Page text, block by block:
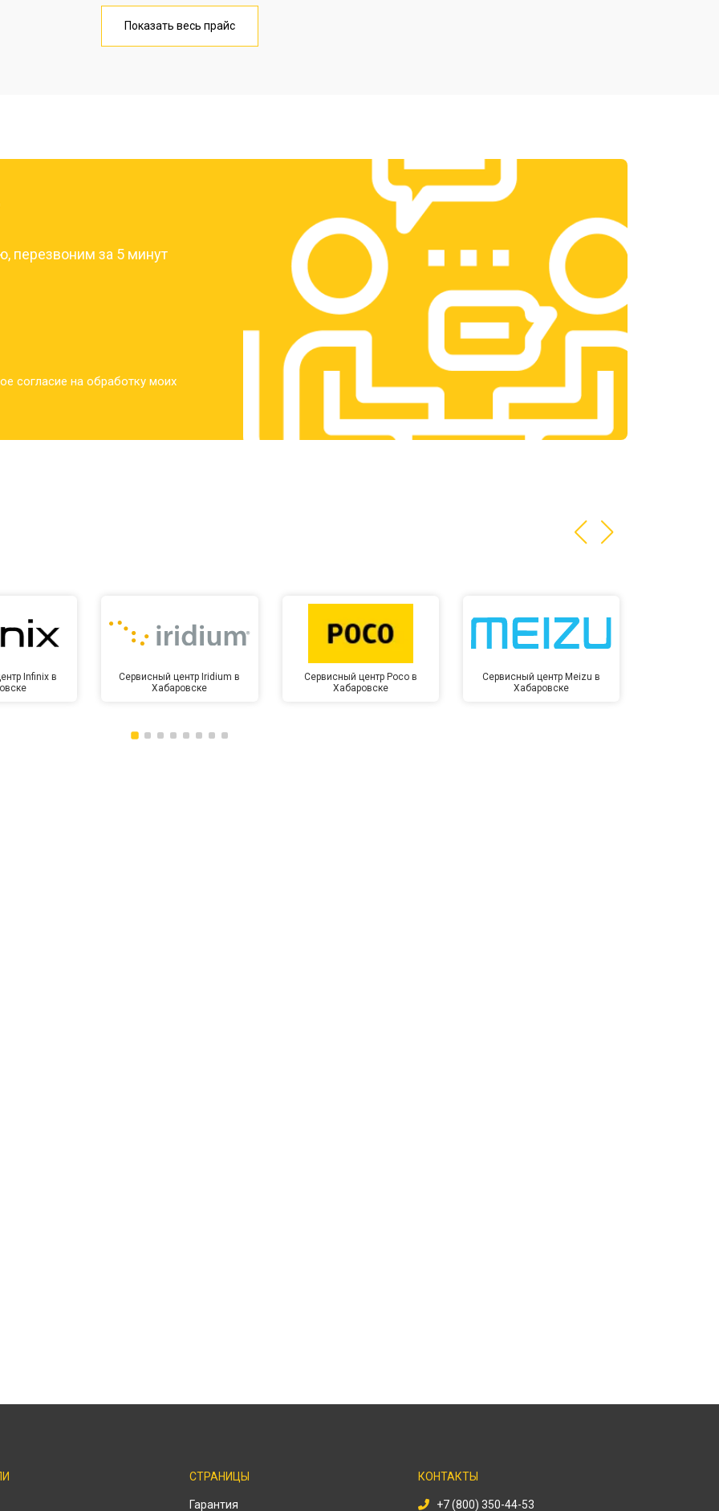
от 40 мин
от 3300 ₽
от 1400 ₽ Заказать
от 2700 ₽ Заказать
от 950 ₽ Заказать
от 1750 ₽
Показать весь прайс
перезвоним за 5 минут
согласие на обработку моих
Infinix в
Сервисный центр Iridium в
Хабаровске
Сервисный центр Poco в
Хабаровске
Сервисный центр Meizu в
Хабаровске
СТРАНИЦЫ
Гарантия
КОНТАКТЫ
+7 (800) 350-44-53